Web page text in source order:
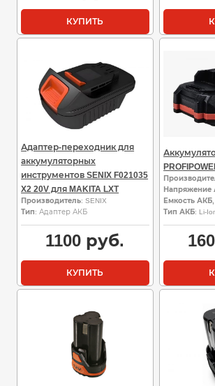
КУПИТЬ
Адаптер-переходник для
аккумуляторных
инструментов SENIX F021035
X2 20V для MAKITA LXT
Производитель: SENIX
Тип: Адаптер АКБ
1100 руб.
КУПИТЬ
Напряжение
Емкость АКБ,
Тип АКБ: Li-